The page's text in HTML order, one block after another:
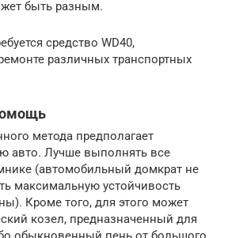
быть разным.
средство WD40,
различных транспортных
метода предполагает
авто. Лучше выполнять все
(автомобильный домкрат не
максимальную устойчивость
Кроме того, для этого может
козел, предназначенный для